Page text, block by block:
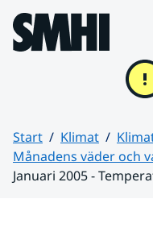
Hoppa till sidans innehåll
Start Klimat
Månadens väder och
Januari 2005 -